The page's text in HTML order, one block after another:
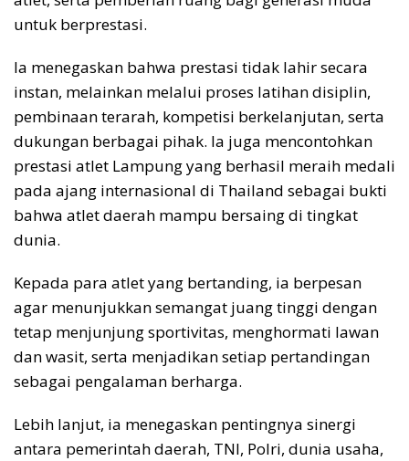
untuk berprestasi.
Ia menegaskan bahwa prestasi tidak lahir secara
instan, melainkan melalui proses latihan disiplin,
pembinaan terarah, kompetisi berkelanjutan, serta
dukungan berbagai pihak. Ia juga mencontohkan
prestasi atlet Lampung yang berhasil meraih medali
pada ajang internasional di Thailand sebagai bukti
bahwa atlet daerah mampu bersaing di tingkat
dunia.
Kepada para atlet yang bertanding, ia berpesan
agar menunjukkan semangat juang tinggi dengan
tetap menjunjung sportivitas, menghormati lawan
dan wasit, serta menjadikan setiap pertandingan
sebagai pengalaman berharga.
Lebih lanjut, ia menegaskan pentingnya sinergi
antara pemerintah daerah, TNI, Polri, dunia usaha,